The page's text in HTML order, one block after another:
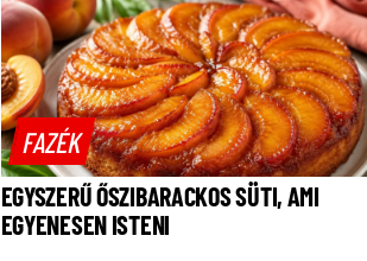
FAZÉK
EGYSZERŰ ŐSZIBARACKOS SÜTI, AMI
EGYENESEN ISTENI